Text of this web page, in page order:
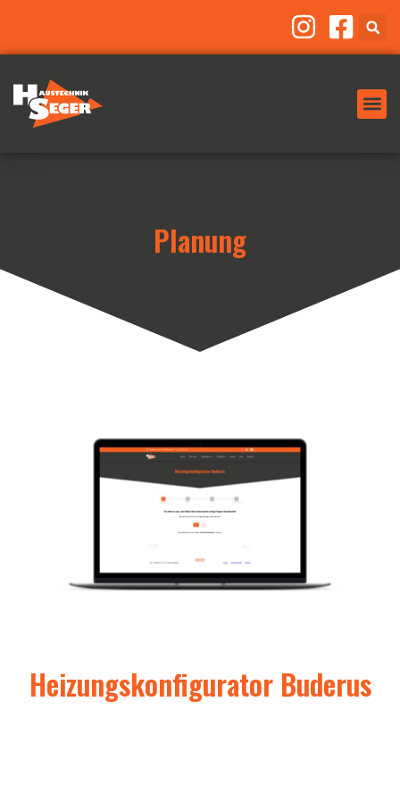
Planung
Heizungskonfigurator Buderus